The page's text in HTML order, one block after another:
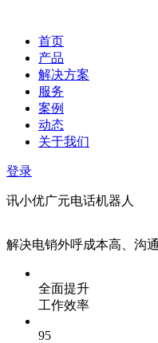
首页
产品
解决方案
服务
案例
动态
关于我们
登录
讯小优广元电话机器人
解决电销外呼成本高、沟
全面提升
工作效率
95